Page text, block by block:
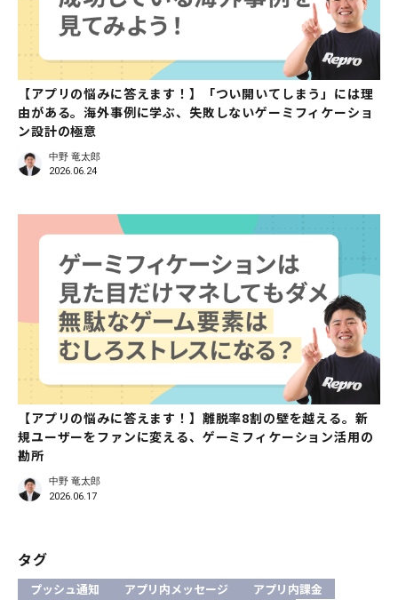
【アプリの悩みに答えます！】「つい開いてしまう」には理
由がある。海外事例に学ぶ、失敗しないゲーミフィケーショ
ン設計の極意
中野 竜太郎
2026.06.24
【アプリの悩みに答えます！】離脱率8割の壁を越える。新
規ユーザーをファンに変える、ゲーミフィケーション活用の
勘所
中野 竜太郎
2026.06.17
タグ
プッシュ通知 アプリ内メッセージ
アプリ内課金